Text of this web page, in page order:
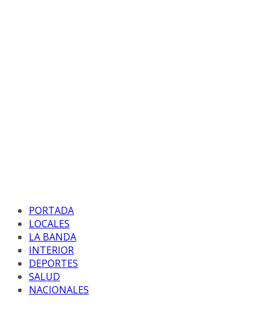
PORTADA
LOCALES
LA BANDA
INTERIOR
DEPORTES
SALUD
NACIONALES